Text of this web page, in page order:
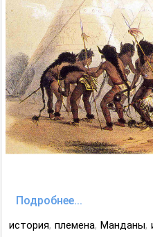
Подробнее...
история, племена, Манданы,